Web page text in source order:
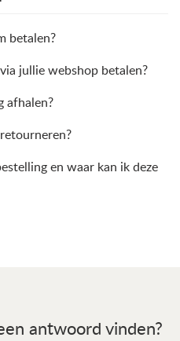
betalen?
jullie webshop betalen?
afhalen?
en waar kan ik deze
antwoord vinden?